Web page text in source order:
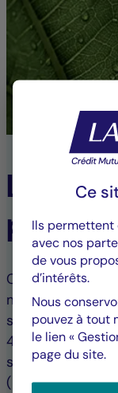
La
pour
Consommation
matériaux
secteur
40 % des
serre. Avec plus
(l’équivalent
Ce
Ils permettent
avec nos
de vous
d’intérêts.
Nous
pouvez à tout
le lien «
page du site.